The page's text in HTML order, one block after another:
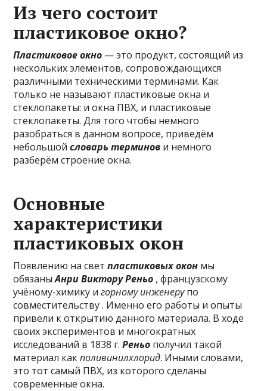
Из чего состоит
пластиковое окно?
Пластиковое окно — это продукт, состоящий из
нескольких элементов, сопровождающихся
различными техническими терминами. Как
только не называют пластиковые окна и
стеклопакеты: и окна ПВХ, и пластиковые
стеклопакеты. Для того чтобы немного
разобраться в данном вопросе, приведём
небольшойсловарь терминов и немного
разберём строение окна.
Основные
характеристики
пластиковых окон
Появлению на светпластиковых окон мы
обязаныАнри Виктору Реньо , французскому
учёному-химику игорному инженерупо
совместительству . Именно его работы и опыты
привели к открытию данного материала. В ходе
своих экспериментов и многократных
исследований в 1838 г.Реньо получил такой
материал какполивинилхлорид. Иными словами,
это тот самый ПВХ, из которого сделаны
современные окна.